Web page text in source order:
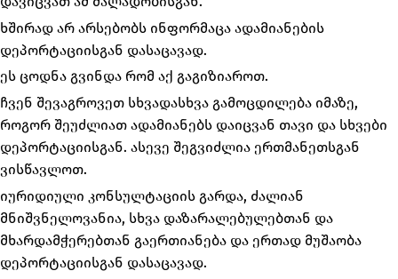
ხშირად არ არსებობს ინფორმაცა ადამიანების
დეპორტაციისგან დასაცავად.
ეს ცოდნა გვინდა რომ აქ გაგიზიაროთ.
ჩვენ შევაგროვეთ სხვადასხვა გამოცდილება იმაზე,
როგორ შეუძლიათ ადამიანებს დაიცვან თავი და სხვები
დეპორტაციისგან. ასევე შეგვიძლია ერთმანეთსგან
ვისწავლოთ.
იურიდიული კონსულტაციის გარდა, ძალიან
მნიშვნელოვანია, სხვა დაზარალებულებთან და
მხარდამჭერებთან გაერთიანება და ერთად მუშაობა
დეპორტაციისგან დასაცავად.